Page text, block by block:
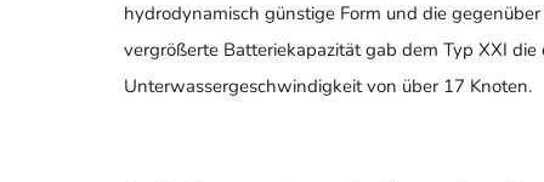
hydrodynamisch günstige Form und die
vergrößerte Batteriekapazität gab dem Typ XXI
Unterwassergeschwindigkeit von über 17 Knoten.